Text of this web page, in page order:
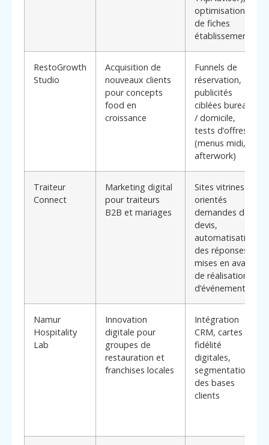
optimisation
de fiches
établissements
RestoGrowth
Studio
Acquisition de
nouveaux clients
pour concepts
food en
croissance
Funnels de
réservation,
publicités
ciblées bureau
/ domicile,
tests d’offres
(menus midi,
afterwork)
Traiteur
Connect
Marketing digital
pour traiteurs
B2B et mariages
Sites vitrines
orientés
demandes de
devis,
automatisation
des réponses,
mises en avant
de réalisations
d’événements
Namur
Hospitality
Lab
Innovation
digitale pour
groupes de
restauration et
franchises locales
Intégration
CRM, cartes de
fidélité
digitales,
segmentation
des bases
clients